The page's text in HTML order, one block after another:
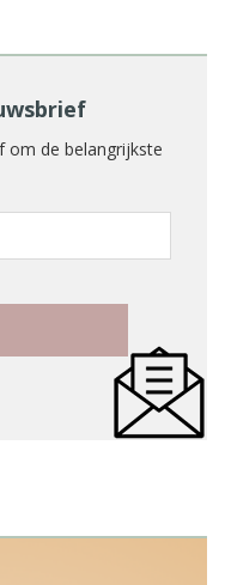
om de belangrijkste